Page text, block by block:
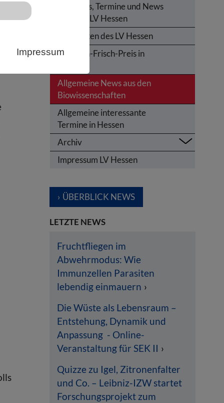
Impressum
Aktuelles, Termine und News
aus dem LV Hessen
Aktivitäten des LV Hessen
Karl-von-Frisch-Preis in
Allgemeine News aus den
Biowissenschaften
Allgemeine interessante
Termine in Hessen
Archiv
Impressum LV Hessen
ÜBERBLICK NEWS
LETZTE NEWS
Fruchtfliegen im
Abwehrmodus: Wie
Immunzellen Parasiten
lebendig einmauern
Die Wüste als Lebensraum –
Entstehung, Dynamik und
Anpassung - Online-
Veranstaltung für SEK II
Quizze zu Igel, Zitronenfalter
und Co. – Leibniz-IZW startet
Forschungsprojekt zum